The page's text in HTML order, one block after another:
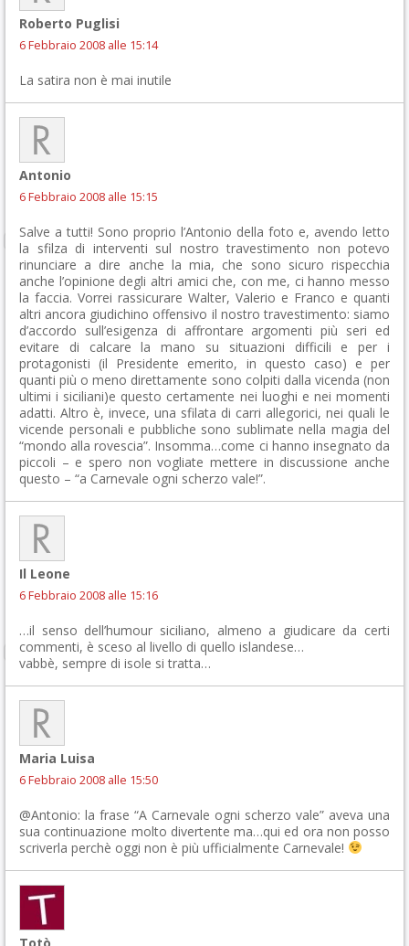
Roberto Puglisi
6 Febbraio 2008 alle 15:14
La satira non è mai inutile
Antonio
6 Febbraio 2008 alle 15:15
Salve a tutti! Sono proprio l’Antonio della foto e, avendo letto
la sfilza di interventi sul nostro travestimento non potevo
rinunciare a dire anche la mia, che sono sicuro rispecchia
anche l’opinione degli altri amici che, con me, ci hanno messo
la faccia. Vorrei rassicurare Walter, Valerio e Franco e quanti
altri ancora giudichino offensivo il nostro travestimento: siamo
d’accordo sull’esigenza di affrontare argomenti più seri ed
evitare di calcare la mano su situazioni difficili e per i
protagonisti (il Presidente emerito, in questo caso) e per
quanti più o meno direttamente sono colpiti dalla vicenda (non
ultimi i siciliani)e questo certamente nei luoghi e nei momenti
adatti. Altro è, invece, una sfilata di carri allegorici, nei quali le
vicende personali e pubbliche sono sublimate nella magia del
“mondo alla rovescia”. Insomma…come ci hanno insegnato da
piccoli – e spero non vogliate mettere in discussione anche
questo – “a Carnevale ogni scherzo vale!”.
Il Leone
6 Febbraio 2008 alle 15:16
…il senso dell’humour siciliano, almeno a giudicare da certi
commenti, è sceso al livello di quello islandese…
vabbè, sempre di isole si tratta…
Maria Luisa
6 Febbraio 2008 alle 15:50
@Antonio: la frase “A Carnevale ogni scherzo vale” aveva una
sua continuazione molto divertente ma…qui ed ora non posso
scriverla perchè oggi non è più ufficialmente Carnevale!
Totò